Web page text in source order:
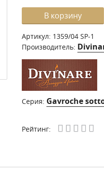
В корзину
Артикул: 1359/04 SP-1
Производитель:
Серия: Gavroche
Рейтинг: